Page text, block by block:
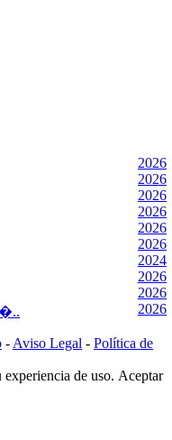
2026
2026
2026
2026
2026
2026
2024
2026
2026
2026
- Aviso Legal - Política de
de uso. Aceptar